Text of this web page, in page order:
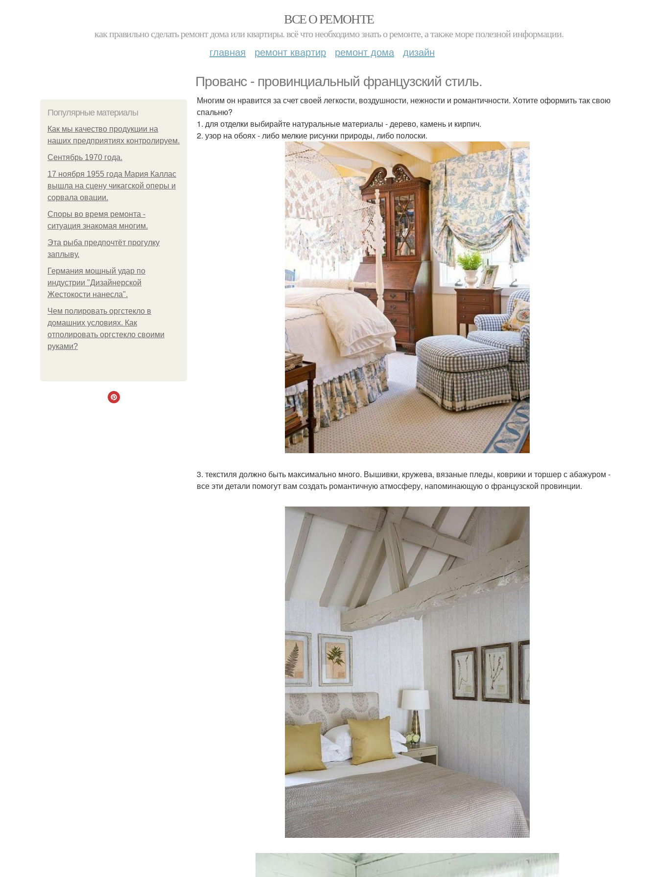
ВСЕ О РЕМОНТЕ
как правильно сделать ремонт дома или квартиры. всё что необходимо знать о ремонте, а также море полезной информации.
главная ремонт квартир ремонт дома дизайн
Прованс - провинциальный французский стиль.
Популярные материалы
Как мы качество продукции на
наших предприятиях контролируем.
Сентябрь 1970 года.
17 ноября 1955 года Мария Каллас
вышла на сцену чикагской оперы и
сорвала овации.
Споры во время ремонта -
ситуация знакомая многим.
Эта рыба предпочтёт прогулку
заплыву.
Германия мощный удар по
индустрии "Дизайнерской
Жестокости нанесла".
Чем полировать оргстекло в
домашних условиях. Как
отполировать оргстекло своими
руками?
Многим он нравится за счет своей легкости, воздушности, нежности и романтичности. Хотите оформить так свою
спальню?
1. для отделки выбирайте натуральные материалы - дерево, камень и кирпич.
2. узор на обоях - либо мелкие рисунки природы, либо полоски.
3. текстиля должно быть максимально много. Вышивки, кружева, вязаные пледы, коврики и торшер с абажуром -
все эти детали помогут вам создать романтичную атмосферу, напоминающую о французской провинции.